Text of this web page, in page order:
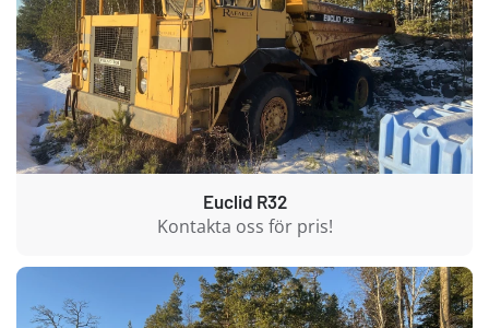
Euclid R32
Kontakta oss för pris!